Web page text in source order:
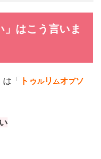
」はこう言いま
は「 トゥルリ ムオプソ